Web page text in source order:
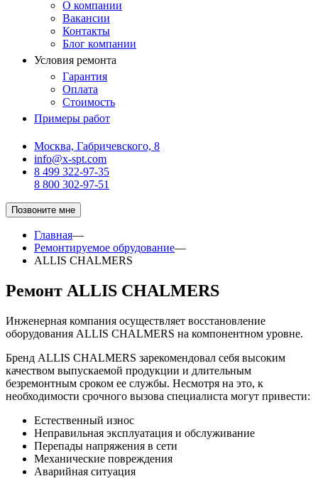
О компании
Вакансии
Контакты
Блог компании
Условия ремонта
Гарантия
Оплата
Стоимость
Примеры работ
Москва, Габричевского, 8
info@x-spt.com
8 499 322-97-35
8 800 302-97-51
Позвоните мне
Главная—
Ремонтируемое обрудование—
ALLIS CHALMERS
Ремонт ALLIS CHALMERS
Инженерная компания осуществляет восстановление
оборудования ALLIS CHALMERS на компонентном уровне.
Бренд ALLIS CHALMERS зарекомендовал себя высоким
качеством выпускаемой продукции и длительным
безремонтным сроком ее службы. Несмотря на это, к
необходимости срочного вызова специалиста могут привести:
Естественный износ
Неправильная эксплуатация и обслуживание
Перепады напряжения в сети
Механические повреждения
Аварийная ситуация